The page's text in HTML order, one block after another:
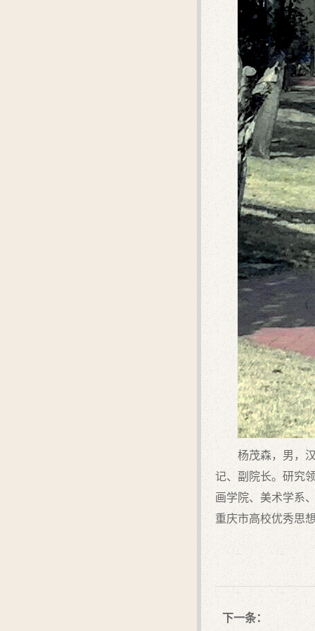
杨茂森，男，
记、副院长。研究
画学院、美术学系
重庆市高校优秀思
下一条：